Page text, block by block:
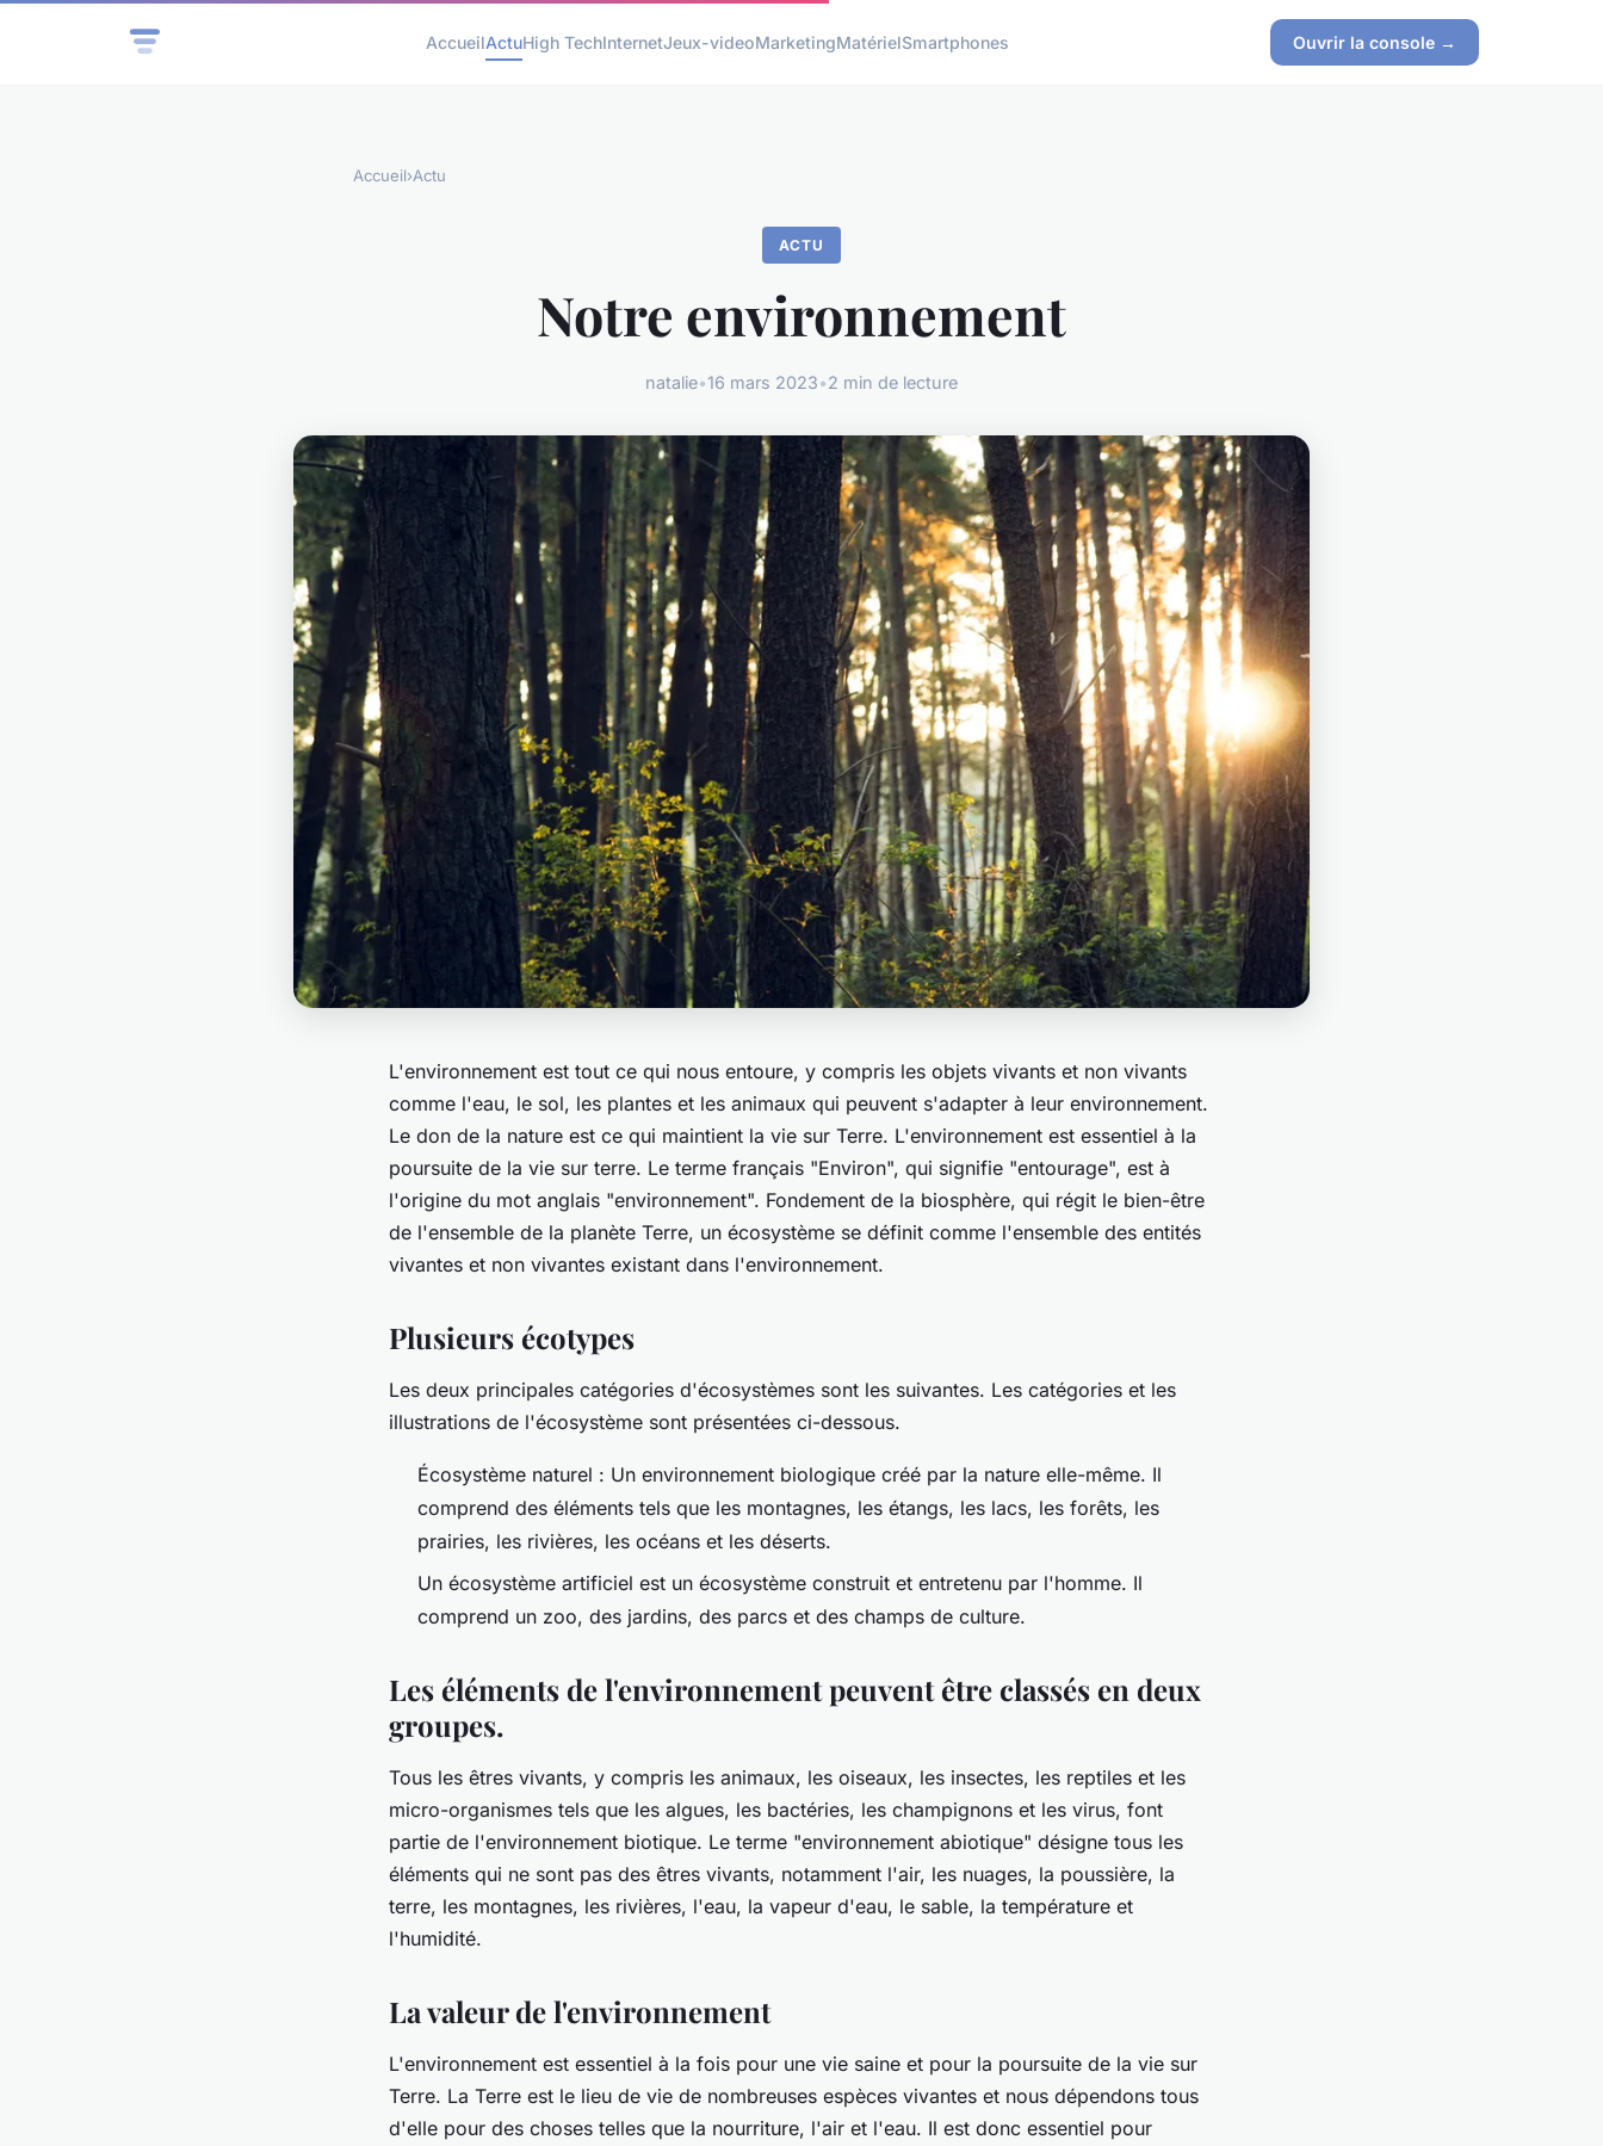
AccueilActuHigh TechInternetJeux-videoMarketingMatérielSmartphones Ouvrir la console →
Accueil›Actu
ACTU
Notre environnement
natalie•16 mars 2023•2 min de lecture
L'environnement est tout ce qui nous entoure, y compris les objets vivants et non vivants
comme l'eau, le sol, les plantes et les animaux qui peuvent s'adapter à leur environnement.
Le don de la nature est ce qui maintient la vie sur Terre. L'environnement est essentiel à la
poursuite de la vie sur terre. Le terme français "Environ", qui signifie "entourage", est à
l'origine du mot anglais "environnement". Fondement de la biosphère, qui régit le bien-être
de l'ensemble de la planète Terre, un écosystème se définit comme l'ensemble des entités
vivantes et non vivantes existant dans l'environnement.
Plusieurs écotypes
Les deux principales catégories d'écosystèmes sont les suivantes. Les catégories et les
illustrations de l'écosystème sont présentées ci-dessous.
Écosystème naturel : Un environnement biologique créé par la nature elle-même. Il
comprend des éléments tels que les montagnes, les étangs, les lacs, les forêts, les
prairies, les rivières, les océans et les déserts.
Un écosystème artificiel est un écosystème construit et entretenu par l'homme. Il
comprend un zoo, des jardins, des parcs et des champs de culture.
Les éléments de l'environnement peuvent être classés en deux
groupes.
Tous les êtres vivants, y compris les animaux, les oiseaux, les insectes, les reptiles et les
micro-organismes tels que les algues, les bactéries, les champignons et les virus, font
partie de l'environnement biotique. Le terme "environnement abiotique" désigne tous les
éléments qui ne sont pas des êtres vivants, notamment l'air, les nuages, la poussière, la
terre, les montagnes, les rivières, l'eau, la vapeur d'eau, le sable, la température et
l'humidité.
La valeur de l'environnement
L'environnement est essentiel à la fois pour une vie saine et pour la poursuite de la vie sur
Terre. La Terre est le lieu de vie de nombreuses espèces vivantes et nous dépendons tous
d'elle pour des choses telles que la nourriture, l'air et l'eau. Il est donc essentiel pour